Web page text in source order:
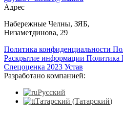
Адрес
​Набережные Челны, ЗЯБ,
Низаметдинова, 29
Политика конфиденциальности
Раскрытие информации
Спецоценка 2023 Устав
Разработано компанией:
Русский
Татарский (Татарский)